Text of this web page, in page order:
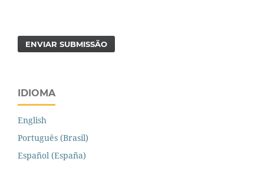
ENVIAR SUBMISSÃO
IDIOMA
English
Português (Brasil)
Español (España)